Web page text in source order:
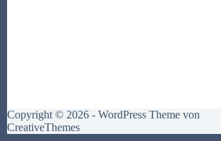
Copyright © 2026 - WordPress Theme von
CreativeThemes